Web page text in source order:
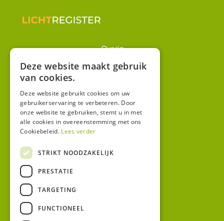
Overig
Winkel
Algemene voorwaarden
Privacy
Bezoekadres:
Deze website maakt gebruik
van cookies.
Deze website gebruikt cookies om uw
gebruikerservaring te verbeteren. Door
onze website te gebruiken, stemt u in met
alle cookies in overeenstemming met ons
Cookiebeleid. Lees verder
STRIKT NOODZAKELIJK
PRESTATIE
TARGETING
FUNCTIONEEL